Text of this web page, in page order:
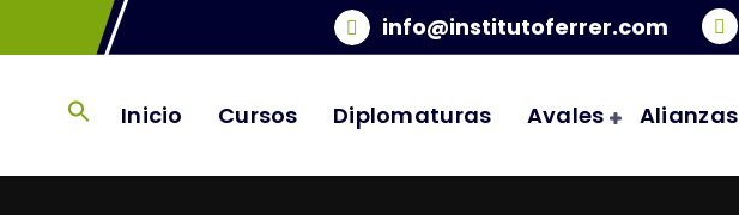
info@institutoferrer.com
Inicio Cursos Diplomaturas Avales Alianzas